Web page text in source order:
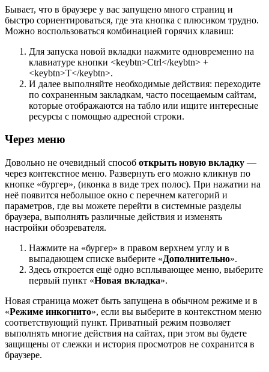
Бывает, что в браузере у вас запущено много страниц и
быстро сориентироваться, где эта кнопка с плюсиком трудно.
Можно воспользоваться комбинацией горячих клавиш:
Для запуска новой вкладки нажмите одновременно на
клавиатуре кнопки <keybtn>Ctrl</keybtn> +
<keybtn>T</keybtn>.
И далее выполняйте необходимые действия: переходите
по сохраненным закладкам, часто посещаемым сайтам,
которые отображаются на табло или ищите интересные
ресурсы с помощью адресной строки.
Через меню
Довольно не очевидный способ открыть новую вкладку —
через контекстное меню. Развернуть его можно кликнув по
кнопке «бургер», (иконка в виде трех полос). При нажатии на
неё появится небольшое окно с перечнем категорий и
параметров, где вы можете перейти в системные разделы
браузера, выполнять различные действия и изменять
настройки обозревателя.
Нажмите на «бургер» в правом верхнем углу и в
выпадающем списке выберите «Дополнительно».
Здесь откроется ещё одно всплывающее меню, выберите
первый пункт «Новая вкладка».
Новая страница может быть запущена в обычном режиме и в
«Режиме инкогнито», если вы выберите в контекстном меню
соответствующий пункт. Приватный режим позволяет
выполнять многие действия на сайтах, при этом вы будете
защищены от слежки и история просмотров не сохранится в
браузере.